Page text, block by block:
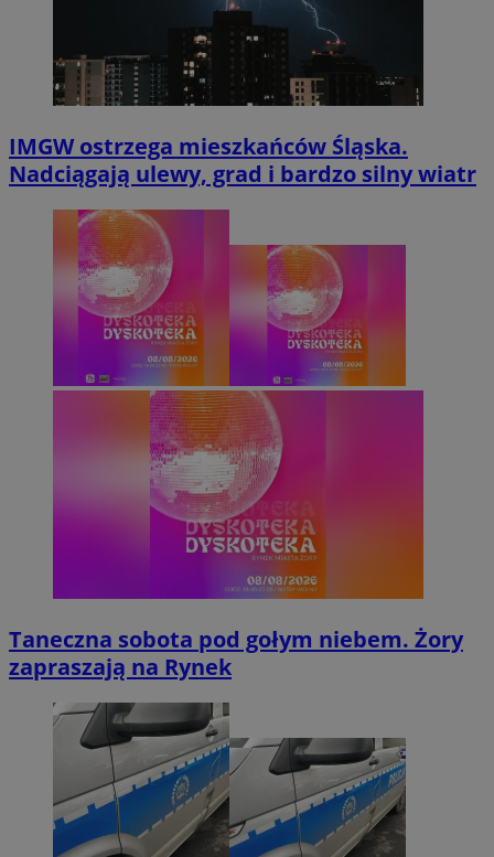
IMGW ostrzega mieszkańców Śląska.
Nadciągają ulewy, grad i bardzo silny wiatr
Taneczna sobota pod gołym niebem. Żory
zapraszają na Rynek